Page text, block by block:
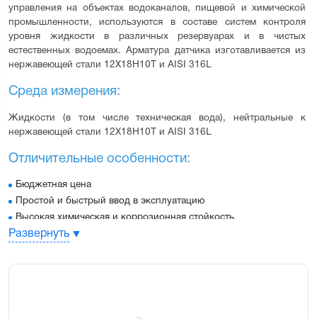
управления на объектах водоканалов, пищевой и химической
промышленности, используются в составе систем контроля
уровня жидкости в различных резервуарах и в чистых
естественных водоемах. Арматура датчика изготавливается из
нержавеющей стали 12Х18Н10Т и AISI 316L
Среда измерения:
Жидкости (в том числе техническая вода), нейтральные к
нержавеющей стали 12Х18Н10Т и AISI 316L
Отличительные особенности:
Бюджетная цена
Простой и быстрый ввод в эксплуатацию
Высокая химическая и коррозионная стойкость
Устойчивость высоким температурам
Срок службы – 10 лет
Развернуть